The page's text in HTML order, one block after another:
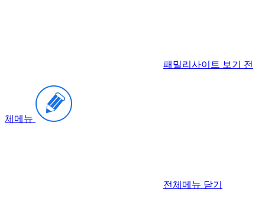
패밀리사이트 보기 전
체메뉴
전체메뉴 닫기